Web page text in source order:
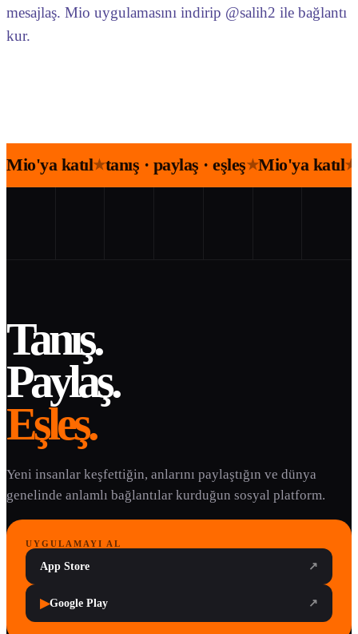
mesajlaş. Mio uygulamasını indirip @salih2 ile bağlantı
kur.
Mio'ya katıl★tanış · paylaş · eşleş★Mio'ya katıl★
Tanış.
Paylaş.
Eşleş.
Yeni insanlar keşfettiğin, anlarını paylaştığın ve dünya
genelinde anlamlı bağlantılar kurduğun sosyal platform.
UYGULAMAYI AL
App Store ↗
▶Google Play ↗